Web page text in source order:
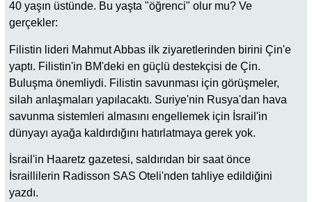
40 yaşın üstünde. Bu yaşta "öğrenci" olur mu? Ve
gerçekler:
Filistin lideri Mahmut Abbas ilk ziyaretlerinden birini Çin'e
yaptı. Filistin'in BM'deki en güçlü destekçisi de Çin.
Buluşma önemliydi. Filistin savunması için görüşmeler,
silah anlaşmaları yapılacaktı. Suriye'nin Rusya'dan hava
savunma sistemleri almasını engellemek için İsrail'in
dünyayı ayağa kaldırdığını hatırlatmaya gerek yok.
İsrail'in Haaretz gazetesi, saldırıdan bir saat önce
İsraillilerin Radisson SAS Oteli'nden tahliye edildiğini
yazdı.